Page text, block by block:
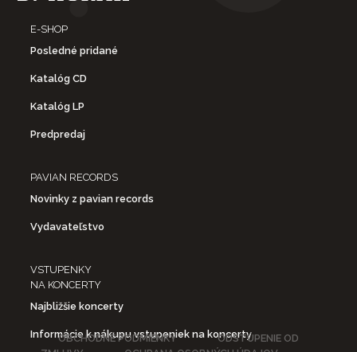
E-SHOP
Posledné pridané
Katalóg CD
Katalóg LP
Predpredaj
PAVIAN RECORDS
Novinky z pavian records
Vydavateľstvo
VSTUPENKY
NA KONCERTY
Najbližšie koncerty
Informácie k nákupu vstupeniek na koncerty
OBCHODNÉ PODMIENKY
ODSTÚPENIE OD